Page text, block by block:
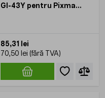
GI-43Y pentru Pixma
85,31 lei
70,50 lei